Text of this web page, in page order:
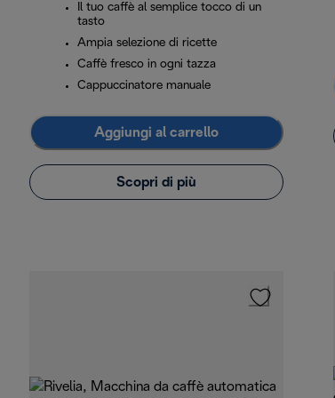
Il tuo caffè al semplice tocco di un
tasto
Ampia selezione di ricette
Caffè fresco in ogni tazza
Cappuccinatore manuale
Aggiungi al carrello
Scopri di più